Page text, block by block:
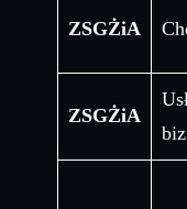
ZSGŻiA
ZSGŻiA